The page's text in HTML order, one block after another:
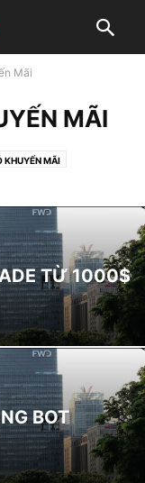
Mãi
MÃI
KHUYẾN MÃI
TỪ 1000$
BOT